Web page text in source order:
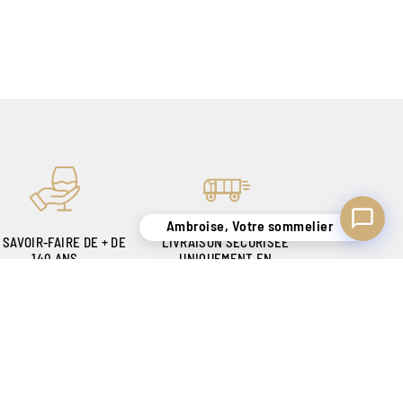
SAVOIR-FAIRE DE + DE
140 ANS
LIVRAISON SÉCURISÉE
UNIQUEMENT EN
Ambroise, Votre sommelier